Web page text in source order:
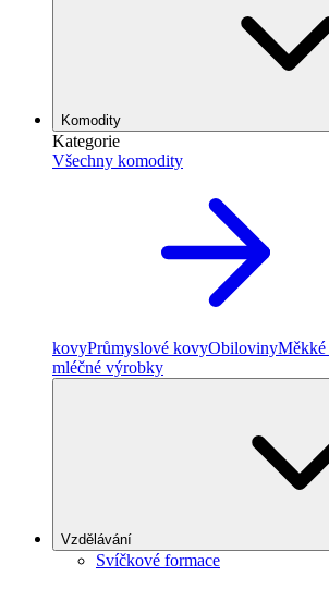
Komodity
Kategorie
Všechny komodity
kovyPrůmyslové kovyObiloviny
mléčné výrobky
Vzdělávání
Svíčkové formace